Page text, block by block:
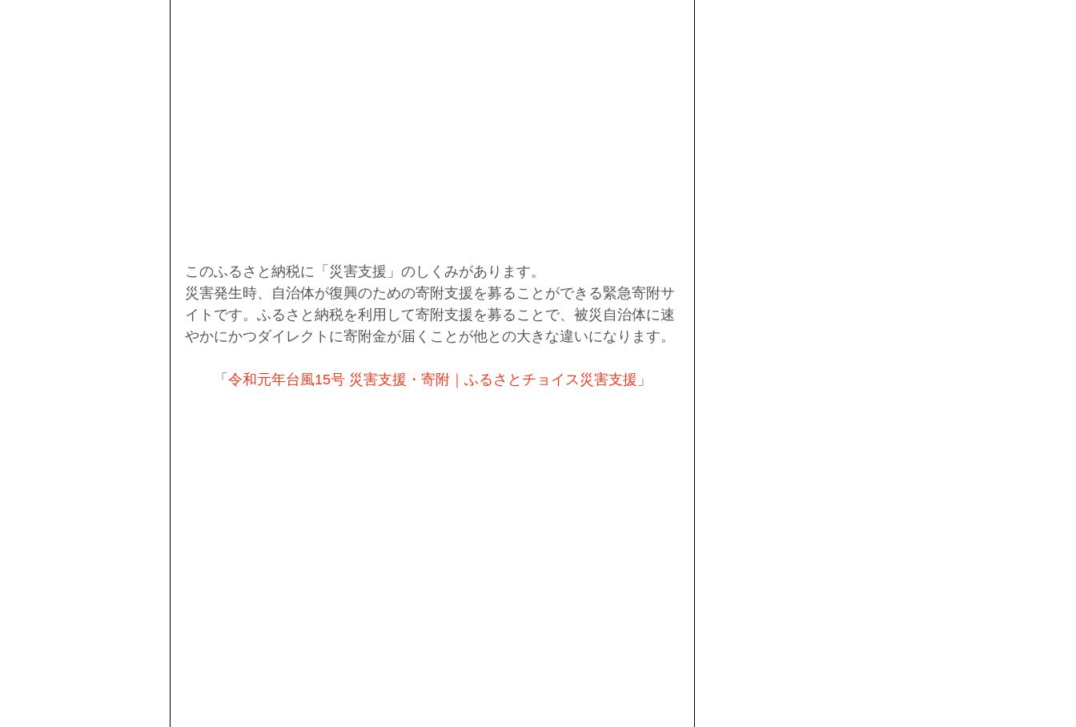
このふるさと納税に「災害支援」のしくみがあります。
災害発生時、自治体が復興のための寄附支援を募ることができる緊急寄附サ
イトです。ふるさと納税を利用して寄附支援を募ることで、被災自治体に速
やかにかつダイレクトに寄附金が届くことが他との大きな違いになります。
「 令和元年台風15号 災害支援・寄附｜ふるさとチョイス災害支援 」